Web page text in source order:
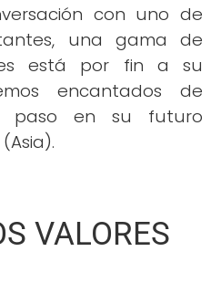
con uno de
una gama de
está por fin a su
encantados de
paso en su futuro
VALORES